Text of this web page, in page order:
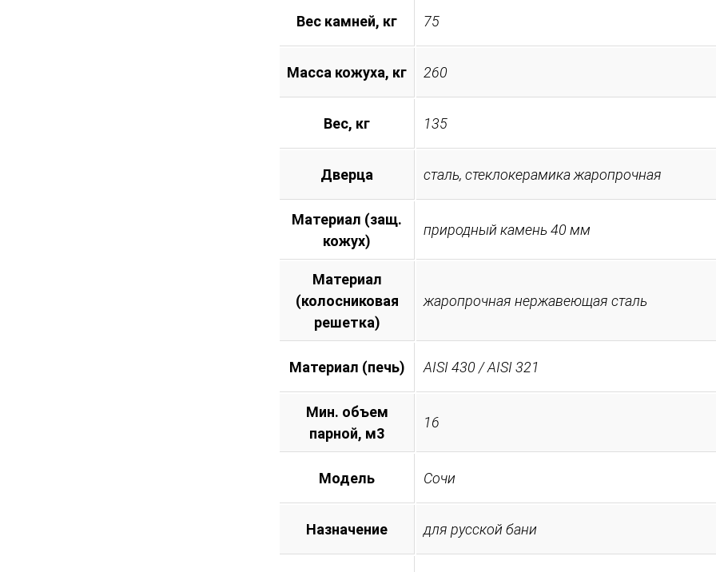
Вес камней, кг 75
Масса кожуха, кг 260
Вес, кг 135
Дверца сталь, стеклокерамика жаропрочная
Материал (защ.
кожух)
природный камень 40 мм
Материал
(колосниковая
решетка)
жаропрочная нержавеющая сталь
Материал (печь) AISI 430 / AISI 321
Мин. объем
парной, м3
16
Модель Сочи
Назначение для русской бани